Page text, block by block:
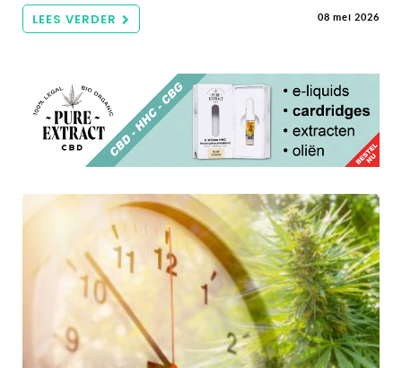
LEES VERDER 08 mei 2026